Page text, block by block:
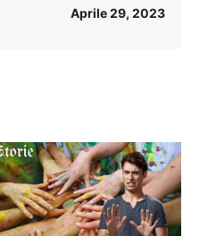
Aprile 29, 2023